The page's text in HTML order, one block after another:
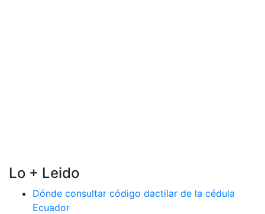
Lo + Leido
Dónde consultar código dactilar de la cédula
Ecuador